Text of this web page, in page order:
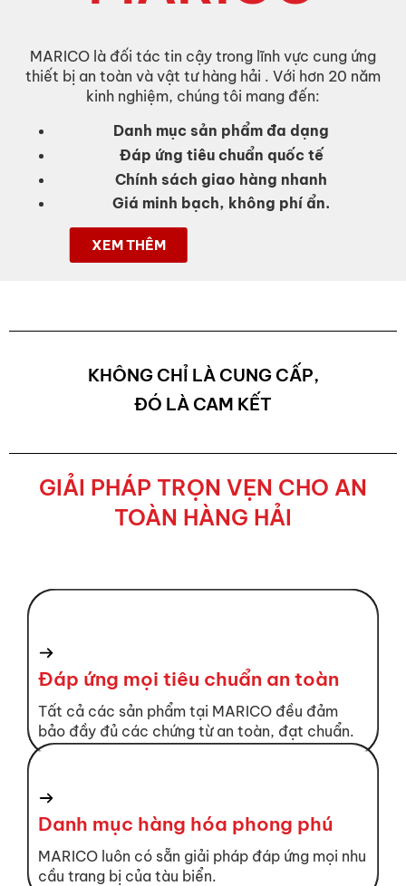
MARICO là đối tác tin cậy trong lĩnh vực cung ứng
thiết bị an toàn và vật tư hàng hải . Với hơn 20 năm
kinh nghiệm, chúng tôi mang đến:
Danh mục sản phẩm đa dạng
Đáp ứng tiêu chuẩn quốc tế
Chính sách giao hàng nhanh
Giá minh bạch, không phí ẩn.
XEM THÊM
KHÔNG CHỈ LÀ CUNG CẤP,
ĐÓ LÀ CAM KẾT
GIẢI PHÁP TRỌN VẸN CHO AN
TOÀN HÀNG HẢI
Đáp ứng mọi tiêu chuẩn an toàn
Tất cả các sản phẩm tại MARICO đều đảm
bảo đầy đủ các chứng từ an toàn, đạt chuẩn.
Danh mục hàng hóa phong phú
MARICO luôn có sẵn giải pháp đáp ứng mọi nhu
cầu trang bị của tàu biển.